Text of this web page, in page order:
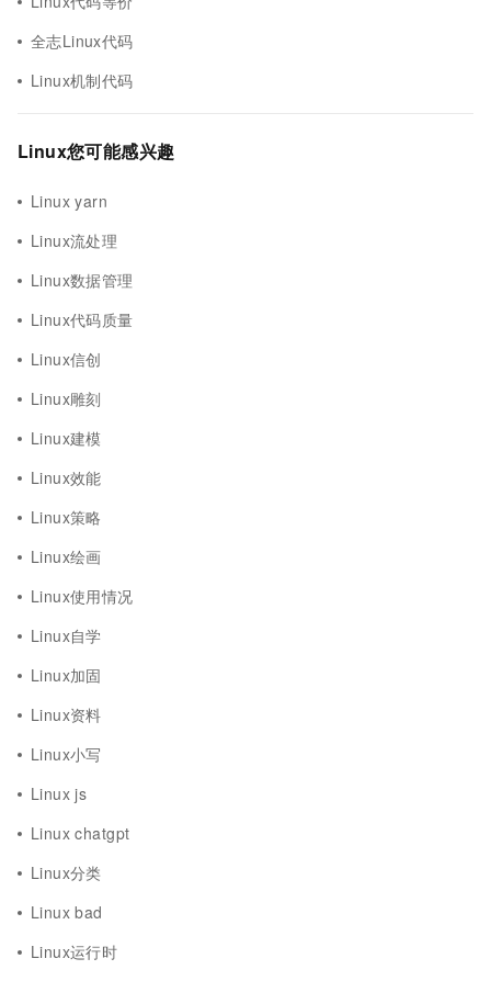
全志Linux代码
Linux机制代码
Linux您可能感兴趣
Linux yarn
Linux流处理
Linux数据管理
Linux代码质量
Linux信创
Linux雕刻
Linux建模
Linux效能
Linux策略
Linux绘画
Linux使用情况
Linux自学
Linux加固
Linux资料
Linux小写
Linux js
Linux chatgpt
Linux分类
Linux bad
Linux运行时